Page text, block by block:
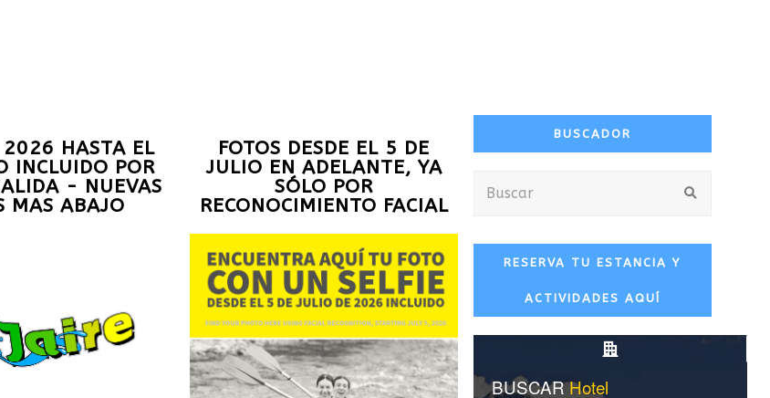
2026 HASTA EL
INCLUIDO POR
- NUEVAS
MAS ABAJO
FOTOS DESDE EL 5 DE
JULIO EN ADELANTE, YA
SÓLO POR
RECONOCIMIENTO FACIAL
BUSCADOR
RESERVA TU ESTANCIA Y
ACTIVIDADES AQUÍ